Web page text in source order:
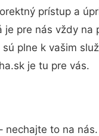
prístup a
pre nás vždy na
plne k vašim
je tu pre vás.
nechajte to na